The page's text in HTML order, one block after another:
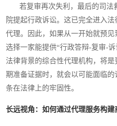
若复审再次失利，最后的司法
院提起行政诉讼。这已完全进入
代理。因此，如果从一开始就预见
选择一家能提供“行政答辩-复审-
法律背景的综合性代理机构，将
期准备证据时，就会以可能面临
条在法律上的牢固性。
长远视角：如何通过代理服务构建